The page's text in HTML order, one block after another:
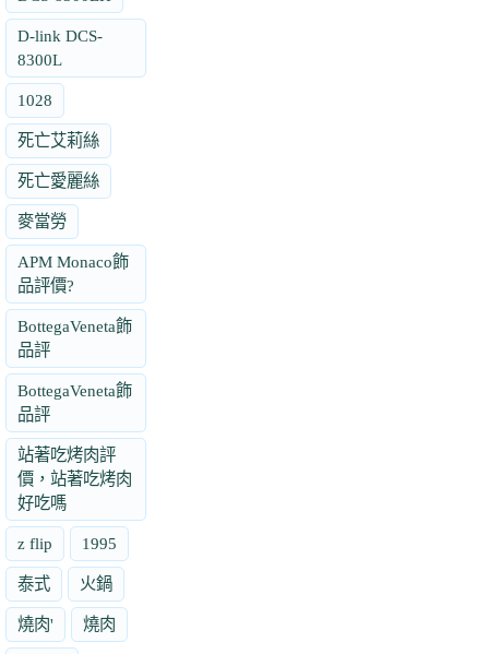
D-link DCS-
8300L
1028
死亡艾莉絲
死亡愛麗絲
麥當勞
APM Monaco飾
品評價?
BottegaVeneta飾
品評
BottegaVeneta飾
品評
站著吃烤肉評
價，站著吃烤肉
好吃嗎
z flip 1995
泰式 火鍋
燒肉' 燒肉